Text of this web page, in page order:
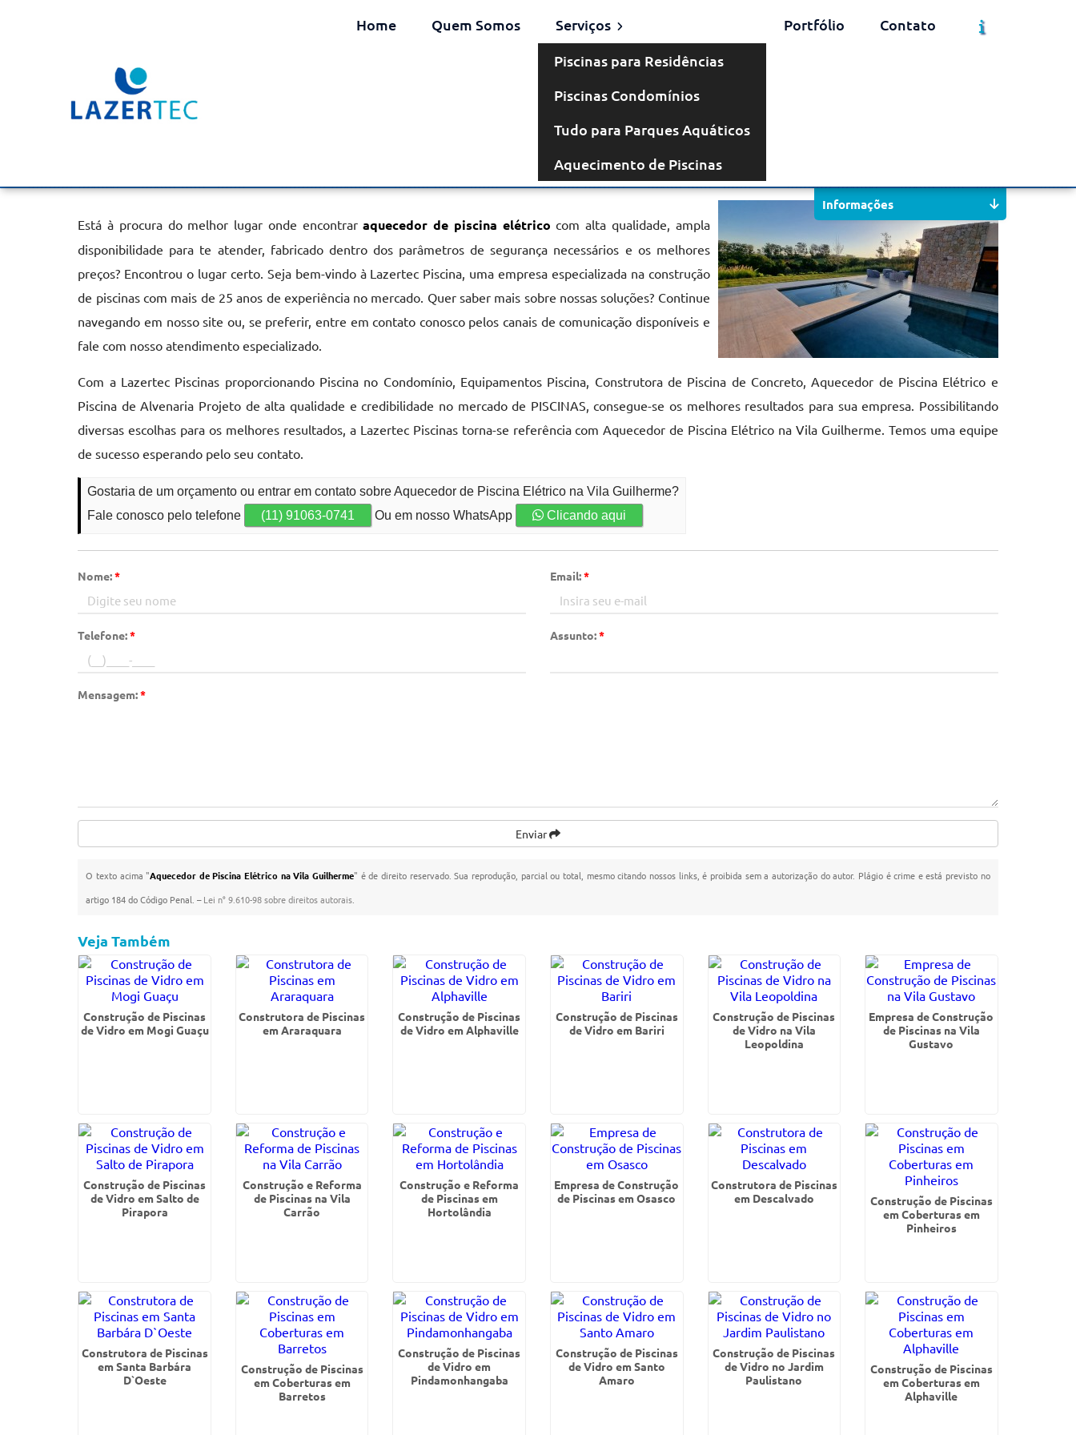
Home Quem Somos
Serviços
Piscinas para Residências
Piscinas Condomínios
Tudo para Parques Aquáticos
Aquecimento de Piscinas
Portfólio Contato
Aquecedor de Piscina Elétrico na Vila
Solicite um Orçamento
Está à procura do melhor lugar onde encontraraquecedor de piscina elétrico com alta qualidade, ampla
disponibilidade para te atender, fabricado dentro dos parâmetros de segurança necessários e os melhores
preços? Encontrou o lugar certo. Seja bem-vindo à Lazertec Piscina, uma empresa especializada na construção
de piscinas com mais de 25 anos de experiência no mercado. Quer saber mais sobre nossas soluções? Continue
navegando em nosso site ou, se preferir, entre em contato conosco pelos canais de comunicação disponíveis e
fale com nosso atendimento especializado.
Com a Lazertec Piscinas proporcionando Piscina no Condomínio, Equipamentos Piscina, Construtora de Piscina de Concreto, Aquecedor de Piscina Elétrico e
Piscina de Alvenaria Projeto de alta qualidade e credibilidade no mercado de PISCINAS, consegue-se os melhores resultados para sua empresa. Possibilitando
diversas escolhas para os melhores resultados, a Lazertec Piscinas torna-se referência com Aquecedor de Piscina Elétrico na Vila Guilherme. Temos uma equipe
de sucesso esperando pelo seu contato.
Gostaria de um orçamento ou entrar em contato sobre Aquecedor de Piscina Elétrico na Vila Guilherme?
Fale conosco pelo telefone
(11) 91063-0741 Ou em nosso WhatsApp Clicando aqui
Nome:* Email:*
Telefone:* Assunto:*
Mensagem:*
Enviar
O texto acima "Aquecedor de Piscina Elétrico na Vila Guilherme" é de direito reservado. Sua reprodução, parcial ou total, mesmo citando nossos links, é proibida sem a autorização do autor. Plágio é crime e está previsto no
artigo 184 do Código Penal. –Lei n° 9.610-98 sobre direitos autorais
Informações
Veja Também
Construção de Piscinas
de Vidro em Mogi Guaçu
Construtora de Piscinas
em Araraquara
Construção de Piscinas
de Vidro em Alphaville
Construção de Piscinas
de Vidro em Bariri
Construção de Piscinas
de Vidro na Vila
Leopoldina
Empresa de Construção
de Piscinas na Vila
Gustavo
Construção de Piscinas
de Vidro em Salto de
Pirapora
Construção e Reforma
de Piscinas na Vila
Carrão
Construção e Reforma
de Piscinas em
Hortolândia
Empresa de Construção
de Piscinas em Osasco
Construtora de Piscinas
em Descalvado
Construção de Piscinas
em Coberturas em
Pinheiros
Construtora de Piscinas
em Santa Barbára
D`Oeste
Construção de Piscinas
em Coberturas em
Barretos
Construção de Piscinas
de Vidro em
Pindamonhangaba
Construção de Piscinas
de Vidro em Santo
Amaro
Construção de Piscinas
de Vidro no Jardim
Paulistano
Construção de Piscinas
em Coberturas em
Alphaville